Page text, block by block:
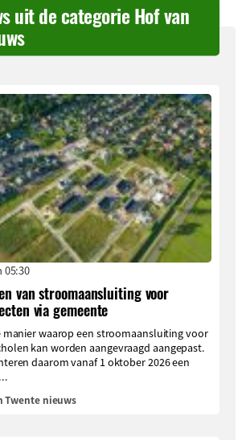
uit de categorie Hof van
05:30
van stroomaansluiting voor
via gemeente
waarop een stroomaansluiting voor
kan worden aangevraagd aangepast.
daarom vanaf 1 oktober 2026 een
Twente nieuws